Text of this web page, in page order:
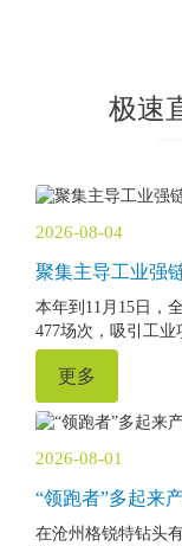
极速
2026-08-04
聚集主导工业强
本年到11月15日，
477场次，吸引工业
更多
2026-08-01
“领跑者”多起来
在沧州格锐特钻头